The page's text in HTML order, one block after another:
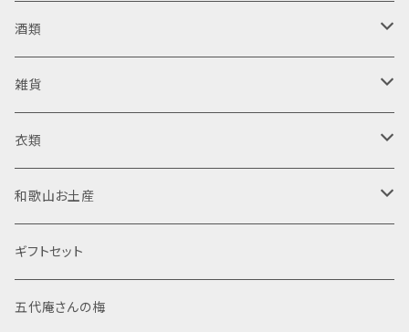
梅干し
日向屋さん
ジャム・はちみつ
日向屋さん
東農園 五代庵
調味料
ドレッシング
加工粉末
菓子
果汁飲料・ジュース
レトルト
酒類
清酒
純米酒
吟醸酒
リキュール
梅酒
焼酎
米焼酎
麦焼酎
スピリッツ
雑貨
木製品
置物
那智黒石
布製品
般若心経
文房具
衣類
半袖Tシャツ
和歌山お土産
食品
菓子
ギフトセット
五代庵さんの梅